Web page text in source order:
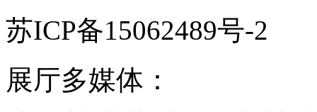
苏ICP备15062489号-2
展厅多媒体：